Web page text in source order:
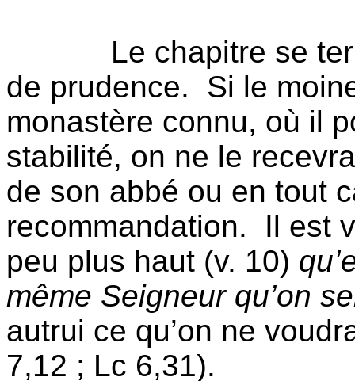
Le chapitre se
de prudence.
Si le
monastère connu, où il
stabilité, on ne le
de son abbé ou en tout
recommandation.
Il est
peu plus haut (v. 10)
même Seigneur qu’on
autrui ce qu’on ne
7,12 ; Lc 6,31).